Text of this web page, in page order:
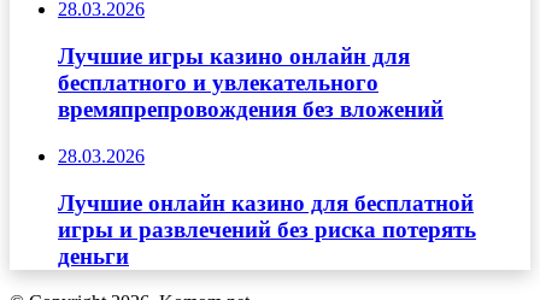
28.03.2026
Лучшие игры казино онлайн для
бесплатного и увлекательного
времяпрепровождения без вложений
28.03.2026
Лучшие онлайн казино для бесплатной
игры и развлечений без риска потерять
деньги